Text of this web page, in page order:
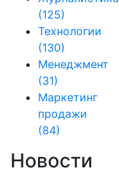
(125)
Технологии
(130)
Менеджмент
(31)
Маркетинг
продажи
(84)
Новости